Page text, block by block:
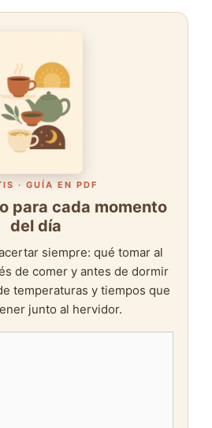
· GUÍA EN PDF
para cada momento
del día
siempre: qué tomar al
de comer y antes de dormir
temperaturas y tiempos que
junto al hervidor.